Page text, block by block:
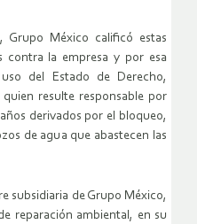
Grupo México calificó estas
contra la empresa y por esa
del Estado de Derecho,
resulte responsable por
derivados por el bloqueo,
de agua que abastecen las
subsidiaria de Grupo México,
reparación ambiental, en su